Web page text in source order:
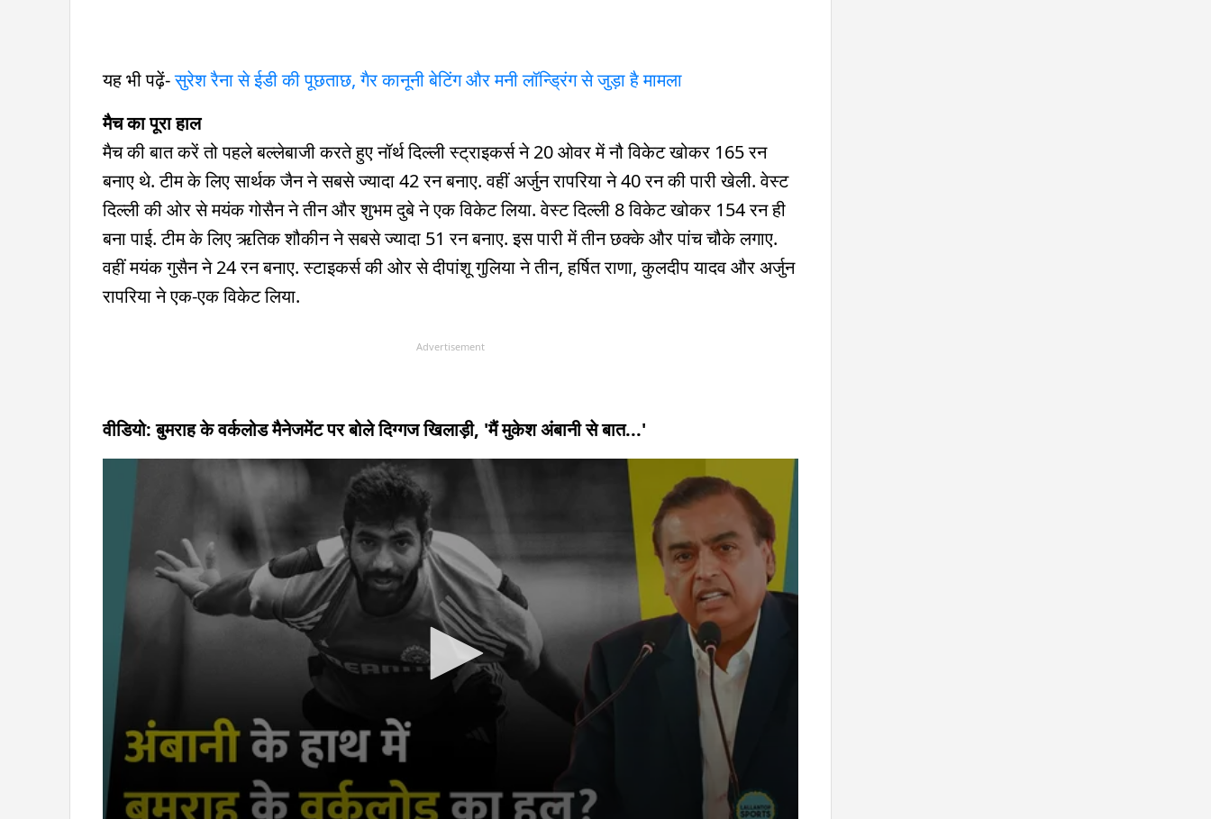
यह भी पढ़ें-सुरेश रैना से ईडी की पूछताछ, गैर कानूनी बेटिंग और मनी लॉन्ड्रिंग से जुड़ा है मामला
मैच का पूरा हाल
मैच की बात करें तो पहले बल्लेबाजी करते हुए नॉर्थ दिल्ली स्ट्राइकर्स ने 20 ओवर में नौ विकेट खोकर 165 रन
बनाए थे. टीम के लिए सार्थक जैन ने सबसे ज्यादा 42 रन बनाए. वहीं अर्जुन रापरिया ने 40 रन की पारी खेली. वेस्ट
दिल्ली की ओर से मयंक गोसैन ने तीन और शुभम दुबे ने एक विकेट लिया. वेस्ट दिल्ली 8 विकेट खोकर 154 रन ही
बना पाई. टीम के लिए ऋतिक शौकीन ने सबसे ज्यादा 51 रन बनाए. इस पारी में तीन छक्के और पांच चौके लगाए.
वहीं मयंक गुसैन ने 24 रन बनाए. स्टाइकर्स की ओर से दीपांशू गुलिया ने तीन, हर्षित राणा, कुलदीप यादव और अर्जुन
रापरिया ने एक-एक विकेट लिया.
Advertisement
वीडियो: बुमराह के वर्कलोड मैनेजमेंट पर बोले दिग्गज खिलाड़ी, 'मैं मुकेश अंबानी से बात...'